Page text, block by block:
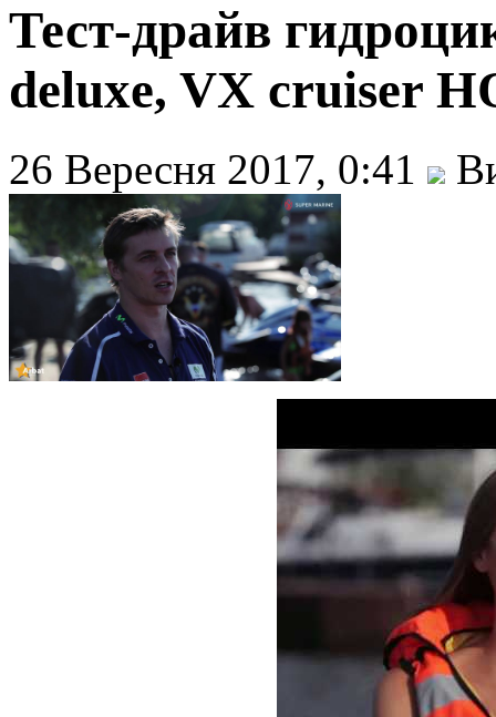
Тест-драйв
deluxe, VX cruiser
26 Вересня 2017, 0:41